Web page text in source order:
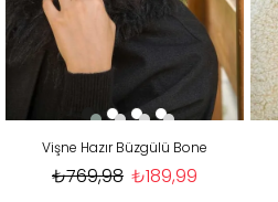
Vişne Hazır Büzgülü Bone
₺189,99
₺769,98